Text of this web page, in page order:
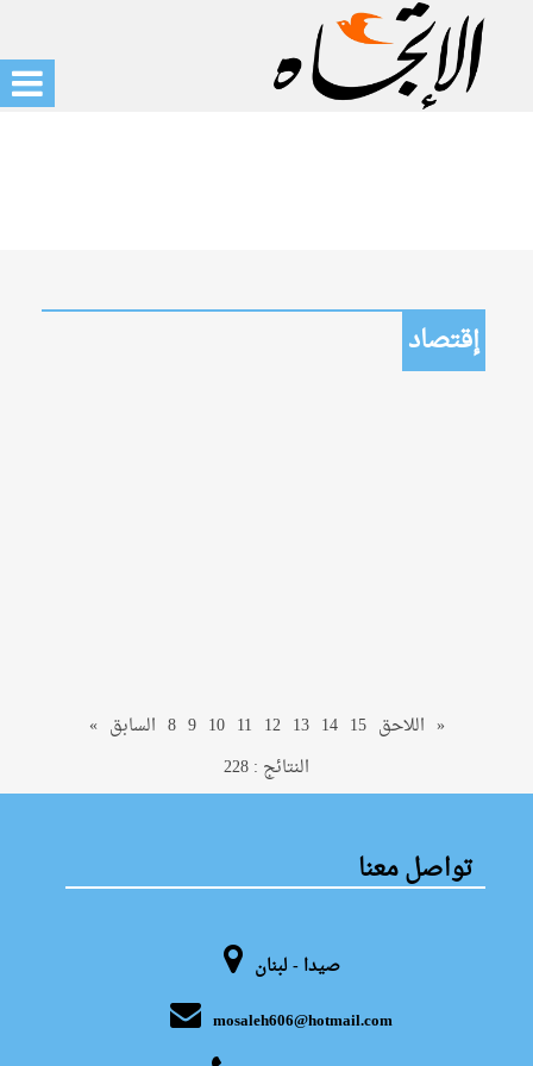
إقتصاد
« السابق 8 9 10 11 12 13 14 15 اللاحق »
النتائج : 228
تواصل معنا
صيدا - لبنان
mosaleh606@hotmail.com